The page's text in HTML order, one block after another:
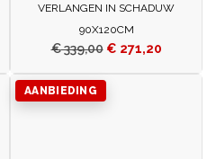
VERLANGEN IN SCHADUW
90X120CM
€339,00 € 271,20
AANBIEDING